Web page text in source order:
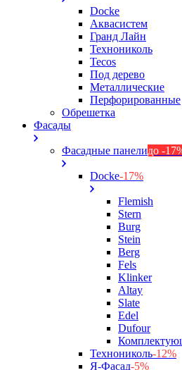
Docke
Аквасистем
Гранд Лайн
Технониколь
Tecos
Под дерево
Металлические
Перфорированные
Обрешетка
Фасады
Фасадные панелидо -
Docke-17%
Flemish
Stern
Burg
Stein
Berg
Fels
Klinker
Altay
Slate
Edel
Dufour
Технониколь-12%
Я-Фасад-5%